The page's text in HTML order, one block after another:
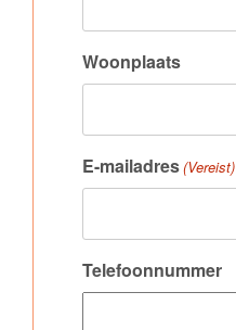
Woonplaats
E-mailadres(Vereist)
Telefoonnummer